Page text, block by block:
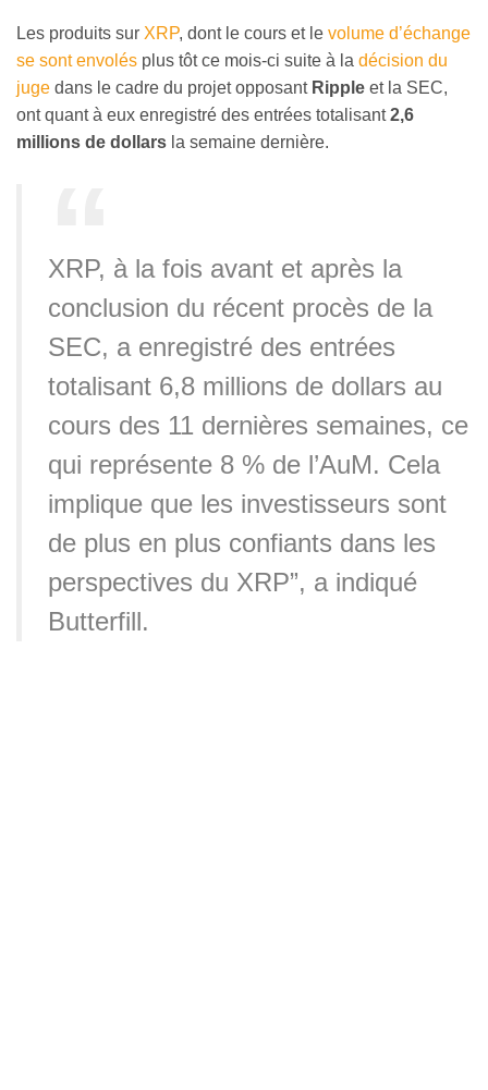
Les produits sur XRP, dont le cours et le volume d’échange
se sont envolés plus tôt ce mois-ci suite à la décision du
juge dans le cadre du projet opposant Ripple et la SEC,
ont quant à eux enregistré des entrées totalisant2,6
millions de dollars la semaine dernière.
XRP, à la fois avant et après la
conclusion du récent procès de la
SEC, a enregistré des entrées
totalisant 6,8 millions de dollars au
cours des 11 dernières semaines, ce
qui représente 8 % de l’AuM. Cela
implique que les investisseurs sont
de plus en plus confiants dans les
perspectives du XRP”, a indiqué
Butterfill.